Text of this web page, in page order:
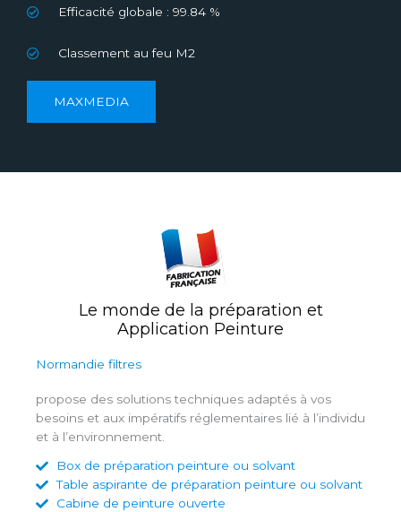
Efficacité globale : 99.84 %
Classement au feu M2
MAXMEDIA
Le monde de la préparation et
Application Peinture
Normandie filtres
propose des solutions techniques adaptés à vos
besoins et aux impératifs réglementaires lié à l’individu
et à l’environnement.
Box de préparation peinture ou solvant
Table aspirante de préparation peinture ou solvant
Cabine de peinture ouverte